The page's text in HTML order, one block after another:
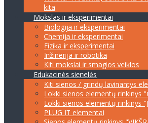
kita
Mokslas ir eksperimentai
Biologija ir eksperimentai
Chemija ir eksperimentai
Fizika ir eksperimentai
Inžinerija ir robotika
Kiti mokslai ir smagios veiklos
Edukacinės sienelės
Kiti sienos / grindų lavinantys
Lokki sienos elementų rinkinys
Lokki sienos elementų rinkinys
PLUG IT elementai